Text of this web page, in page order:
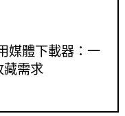
媒體下載器：一
藏需求